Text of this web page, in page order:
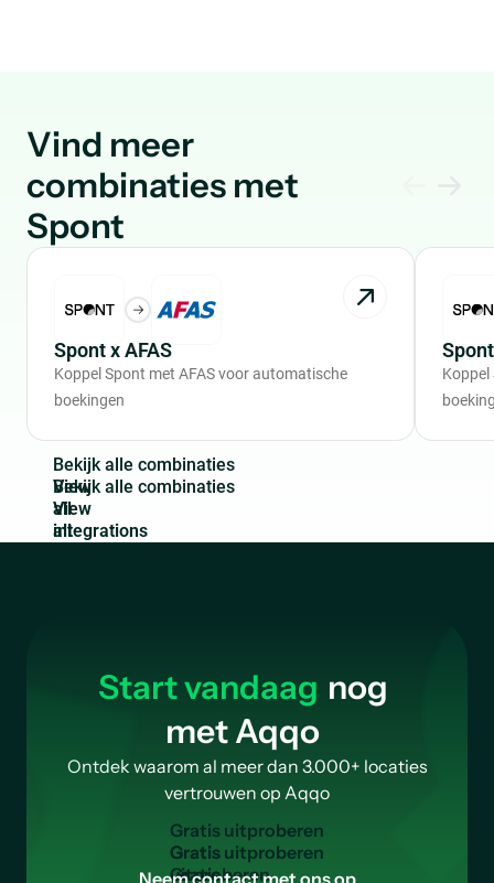
Vind meer
combinaties met
Spont
Spont x AFAS
Koppel Spont met AFAS voor automatische
boekingen
Bekijk a e combinaties
View
all
integrations
Start vandaag nog
met Aqqo
Ontdek waarom al meer dan 3.000+ locaties
vertrouwen op Aqqo
Gratisuitproberen
Gratis
uitproberen